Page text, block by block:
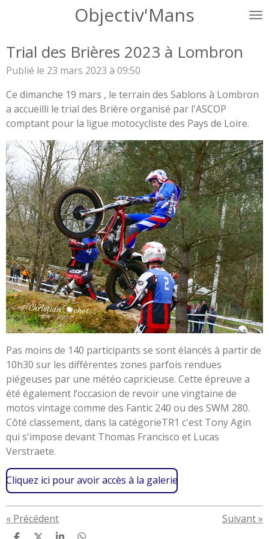
principal
Objectiv'Mans
Trial des Brières 2023 à Lombron
Publié le 23 mars 2023 à 09:50
Ce dimanche 19 mars , le terrain des Sablons à Lombron
a accueilli le trial des Brière organisé par l'ASCOP
comptant pour la ligue motocycliste des Pays de Loire.
Pas moins de 140 participants se sont élancés à partir de
10h30 sur les différentes zones parfois rendues
piégeuses par une météo capricieuse. Cette épreuve a
été également l’occasion de revoir une vingtaine de
motos vintage comme des Fantic 240 ou des SWM 280.
Côté classement, dans la catégorieTR1 c'est Tony Agin
qui s'impose devant Thomas Francisco et Lucas
Verstraete.
Cliquez ici pour avoir accès à la galerie
« Précédent Suivant»